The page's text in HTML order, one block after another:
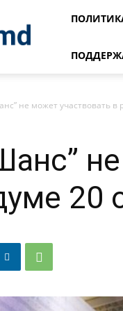
не может участвовать в
20